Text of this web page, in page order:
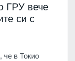
ГРУ вече
си с
че в Токио